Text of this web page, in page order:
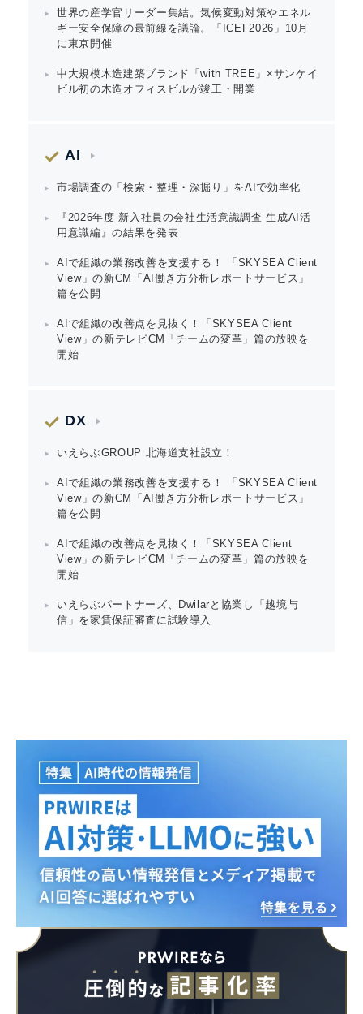
世界の産学官リーダー集結。気候変動対策やエネル
ギー安全保障の最前線を議論。「ICEF2026」10月
に東京開催
中大規模木造建築ブランド「with TREE」×サンケイ
ビル初の木造オフィスビルが竣工・開業
AI
市場調査の「検索・整理・深掘り」をAIで効率化
『2026年度 新入社員の会社生活意識調査 生成AI活
用意識編』の結果を発表
AIで組織の業務改善を支援する！ 「SKYSEA Client
View」の新CM「AI働き方分析レポートサービス」
篇を公開
AIで組織の改善点を見抜く！「SKYSEA Client
View」の新テレビCM「チームの変革」篇の放映を
開始
DX
いえらぶGROUP 北海道支社設立！
AIで組織の業務改善を支援する！ 「SKYSEA Client
View」の新CM「AI働き方分析レポートサービス」
篇を公開
AIで組織の改善点を見抜く！「SKYSEA Client
View」の新テレビCM「チームの変革」篇の放映を
開始
いえらぶパートナーズ、Dwilarと協業し「越境与
信」を家賃保証審査に試験導入